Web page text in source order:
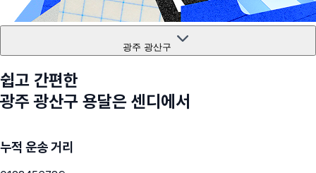
광주 광산구
쉽고 간편한
광주 광산구 용달은 센디에서
누적 운송 거리